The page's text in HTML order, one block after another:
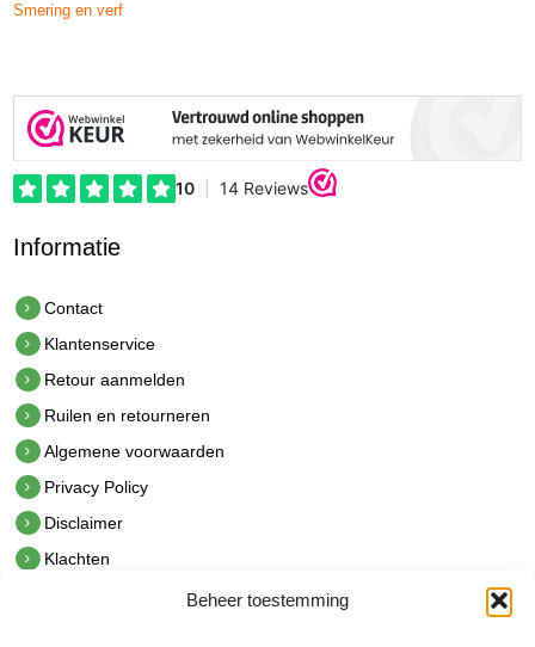
Beheer toestemming
Smering en verf
Informatie
Contact
Klantenservice
Retour aanmelden
Ruilen en retourneren
Algemene voorwaarden
Privacy Policy
Disclaimer
Klachten